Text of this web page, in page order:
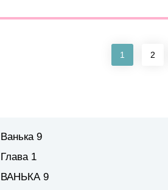
1 2
Ванька 9
Глава 1
ВАНЬКА 9